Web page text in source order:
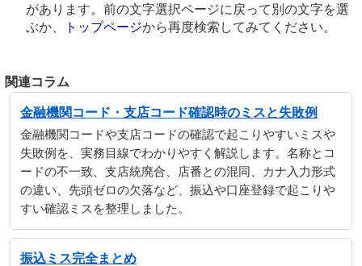
があります。前の文字選択ページに戻って別の文字を選
ぶか、
トップページから再度検索してみてください。
関連コラム
金融機関コード・支店コード確認時のミスと失敗例
金融機関コードや支店コードの確認で起こりやすいミスや
失敗例を、実務目線でわかりやすく解説します。名称とコ
ードの不一致、支店統廃合、店番との混同、カナ入力形式
の違い、先頭ゼロの欠落など、振込や口座登録で起こりや
すい確認ミスを整理しました。
振込ミス完全まとめ